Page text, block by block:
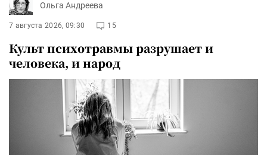
Ольга Андреева
7 августа 2026, 09:30 15
Культ психотравмы разрушает и
человека, и народ